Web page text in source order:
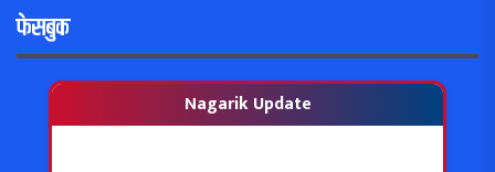
फेसबुक
Nagarik Update